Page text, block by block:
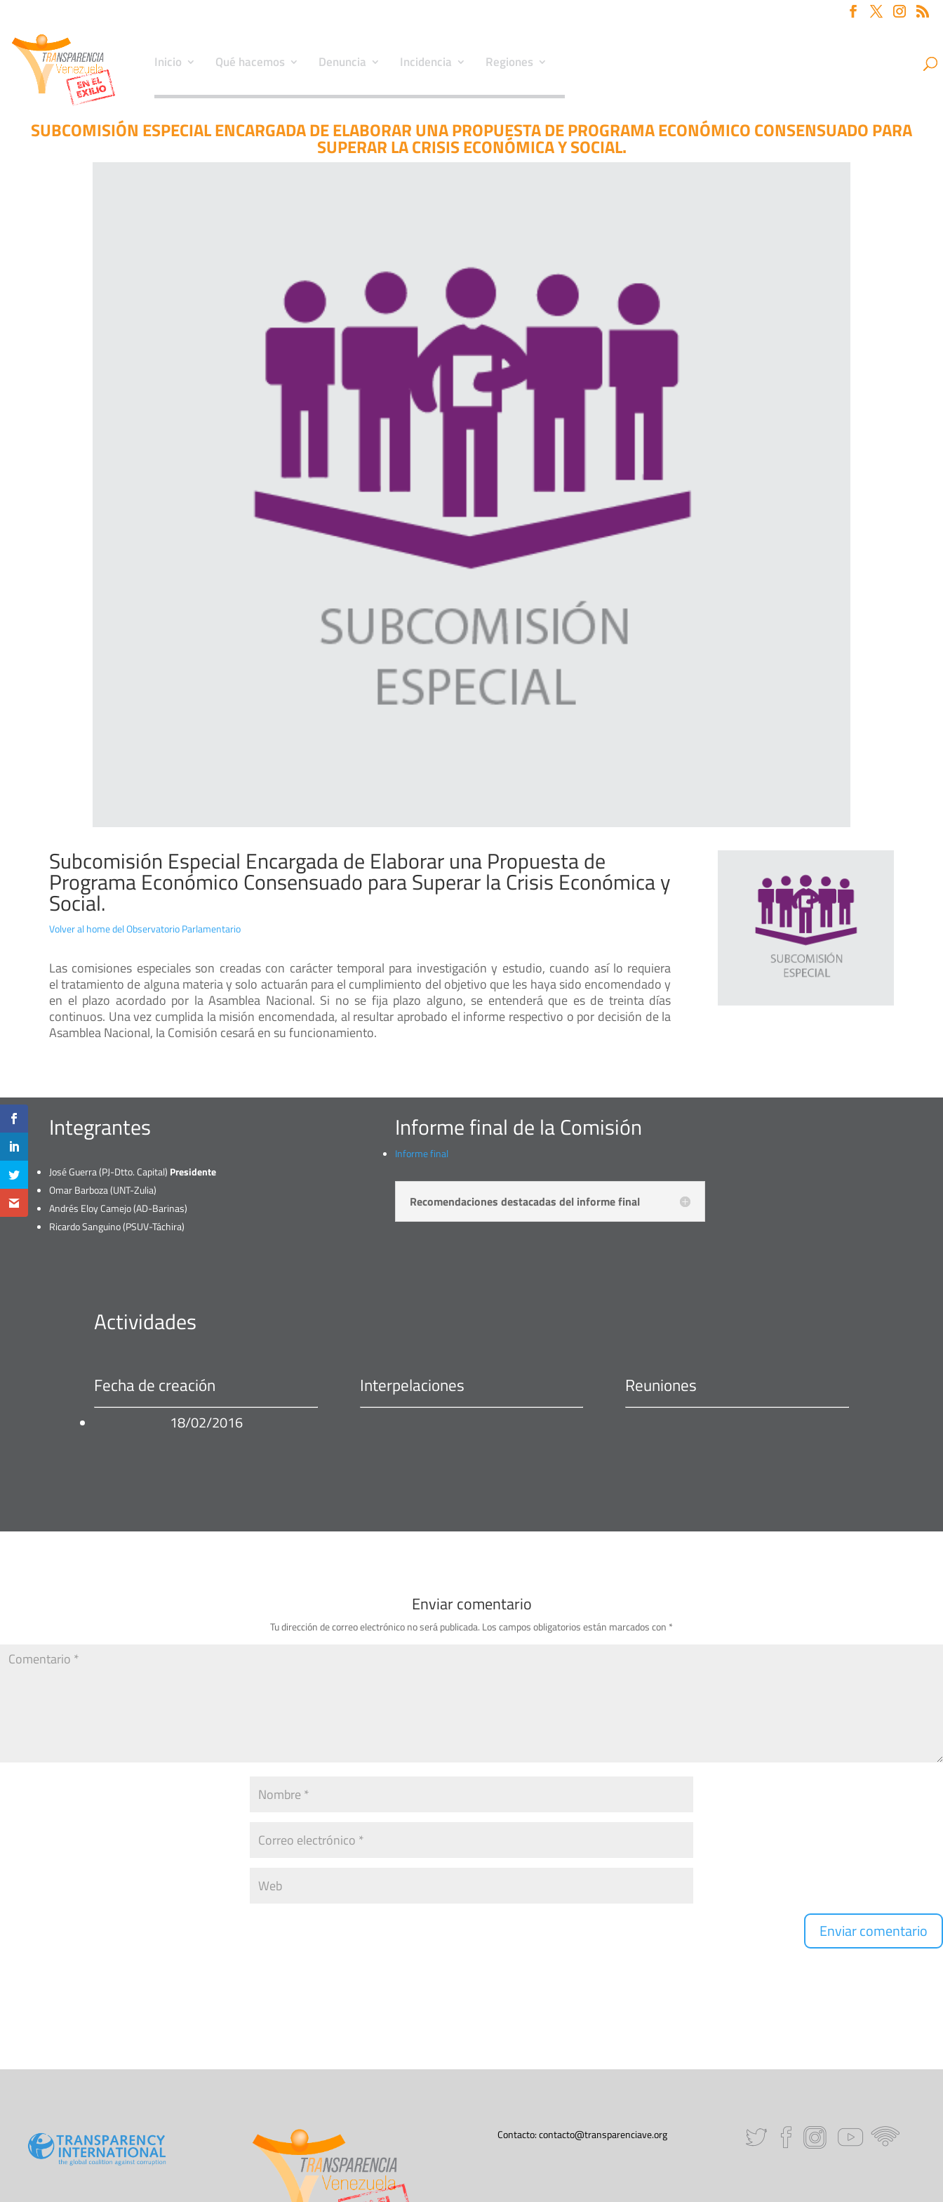
Inicio Qué hacemos Denuncia Incidencia Regiones
SUBCOMISIÓN ESPECIAL ENCARGADA DE ELABORAR UNA PROPUESTA DE PROGRAMA ECONÓMICO CONSENSUADO PARA
SUPERAR LA CRISIS ECONÓMICA Y SOCIAL.
Subcomisión Especial Encargada de Elaborar una Propuesta de
Programa Económico Consensuado para Superar la Crisis Económica y
Social.
Volver al home del Observatorio Parlamentario
Las comisiones especiales son creadas con carácter temporal para investigación y estudio, cuando así lo requiera
el tratamiento de alguna materia y solo actuarán para el cumplimiento del objetivo que les haya sido encomendado y
en el plazo acordado por la Asamblea Nacional. Si no se fija plazo alguno, se entenderá que es de treinta días
continuos. Una vez cumplida la misión encomendada, al resultar aprobado el informe respectivo o por decisión de la
Asamblea Nacional, la Comisión cesará en su funcionamiento.
Integrantes
José Guerra (PJ-Dtto. Capital) Presidente
Omar Barboza (UNT-Zulia)
Andrés Eloy Camejo (AD-Barinas)
Ricardo Sanguino (PSUV-Táchira)
Informe final de la Comisión
Informe final
Recomendaciones destacadas del informe final
Actividades
Fecha de creación
18/02/2016
Interpelaciones Reuniones
Enviar comentario
Tu dirección de correo electrónico no será publicada. Los campos obligatorios están marcados con *
Contacto:contacto@transparenciave.org